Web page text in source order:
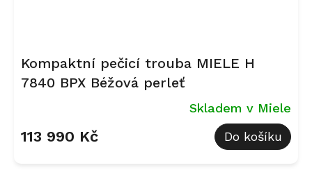
Kompaktní pečicí trouba MIELE H
7840 BPX Béžová perleť
Skladem v Miele
113 990 Kč Do košíku